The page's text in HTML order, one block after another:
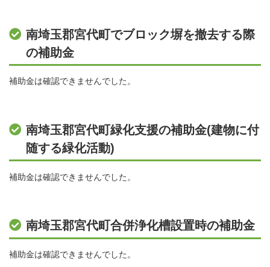
南埼玉郡宮代町でブロック塀を撤去する際
の補助金
補助金は確認できませんでした。
南埼玉郡宮代町緑化支援の補助金(建物に付
随する緑化活動)
補助金は確認できませんでした。
南埼玉郡宮代町合併浄化槽設置時の補助金
補助金は確認できませんでした。